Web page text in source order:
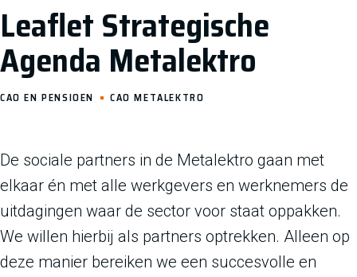
Leaflet Strategische
Agenda Metalektro
CAO EN PENSIOEN CAO METALEKTRO
De sociale partners in de Metalektro gaan met
elkaar én met alle werkgevers en werknemers de
uitdagingen waar de sector voor staat oppakken.
We willen hierbij als partners optrekken. Alleen op
deze manier bereiken we een succesvolle en